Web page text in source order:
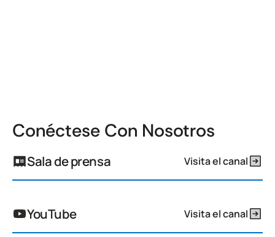
Conéctese Con Nosotros
Sala de prensa Visita el canal
YouTube Visita el canal